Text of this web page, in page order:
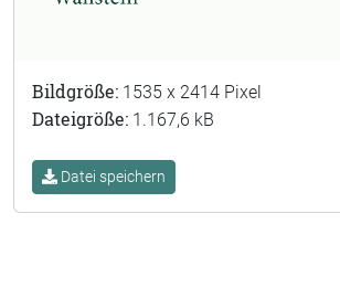
Bildgröße: 1535 x 2414 Pixel
Dateigröße: 1.167,6 kB
Datei speichern